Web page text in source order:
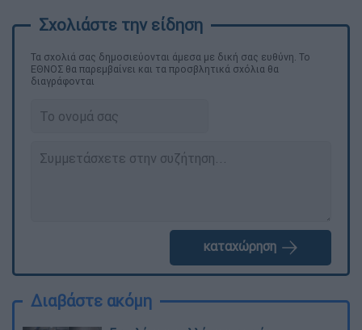
Τα σχολιά σας δημοσιεύονται άμεσα με δική σας ευθύνη. Το
ΕΘΝΟΣ θα παρεμβαίνει και τα προσβλητικά σχόλια θα
διαγράφονται
καταχώρηση
Διαβάστε ακόμη